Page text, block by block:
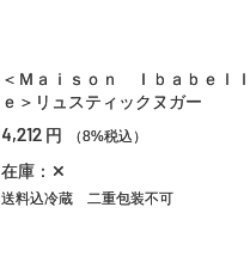
＜Ｍａｉｓｏｎ Ｉｂａｂｅｌｌ
ｅ＞リュスティックヌガー
4,212 円 （8%税込）
在庫：✕
送料込冷蔵 二重包装不可